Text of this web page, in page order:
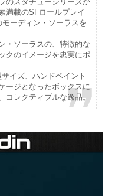
満載のSFロールプレイ
ーディン・ソーラスを
・ソーラスの、特徴的な
クのイメージを忠実にポ
イズ、ハンドペイント
ージとなったボックスに
コレクティブルな逸品。